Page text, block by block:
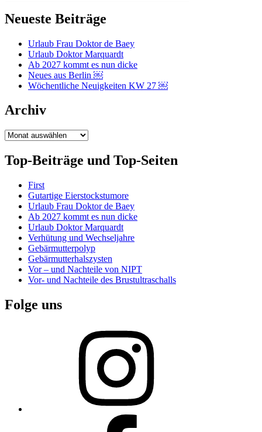
Neueste Beiträge
Urlaub Frau Doktor de Baey
Urlaub Doktor Marquardt
Ab 2027 kommt es nun dicke
Neues aus Berlin ￼
Wöchentliche Neuigkeiten KW 27 ￼
Archiv
Archiv
Top-Beiträge und Top-Seiten
First
Gutartige Eierstockstumore
Urlaub Frau Doktor de Baey
Ab 2027 kommt es nun dicke
Urlaub Doktor Marquardt
Verhütung und Wechseljahre
Gebärmutterpolyp
Gebärmutterhalszysten
Vor – und Nachteile von NIPT
Vor- und Nachteile des Brustultraschalls
Folge uns